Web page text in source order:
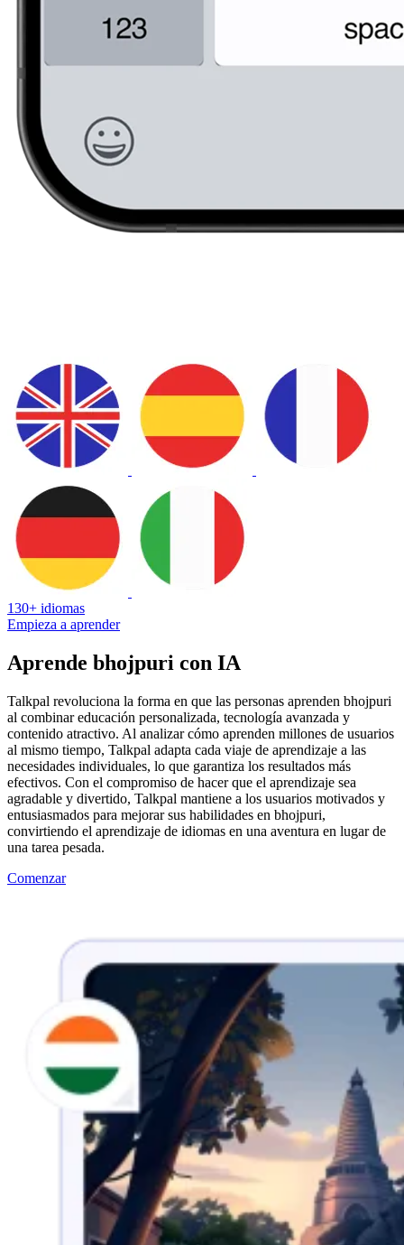
130+ idiomas
Empieza a aprender
Aprende bhojpuri con IA
Talkpal revoluciona la forma en que las personas aprenden bhojpuri
al combinar educación personalizada, tecnología avanzada y
contenido atractivo. Al analizar cómo aprenden millones de usuarios
al mismo tiempo, Talkpal adapta cada viaje de aprendizaje a las
necesidades individuales, lo que garantiza los resultados más
efectivos. Con el compromiso de hacer que el aprendizaje sea
agradable y divertido, Talkpal mantiene a los usuarios motivados y
entusiasmados para mejorar sus habilidades en bhojpuri,
convirtiendo el aprendizaje de idiomas en una aventura en lugar de
una tarea pesada.
Comenzar